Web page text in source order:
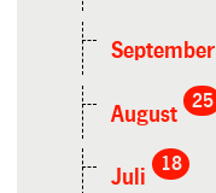
September
August
25
Juli
18